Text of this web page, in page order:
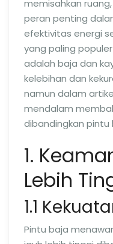
memisahkan
peran penting
efektivitas energi
yang paling
adalah baja dan
kelebihan dan
namun dalam
mendalam
dibandingkan pintu
1.
Lebih
1.1
Pintu baja